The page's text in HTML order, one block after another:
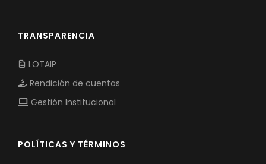
TRANSPARENCIA
LOTAIP
Rendición de cuentas
Gestión Institucional
POLÍTICAS Y TÉRMINOS